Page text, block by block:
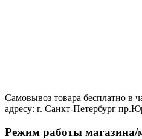
Самовывоз товара бесплатно в
адресу: г. Санкт-Петербург
Режим работы магазина/